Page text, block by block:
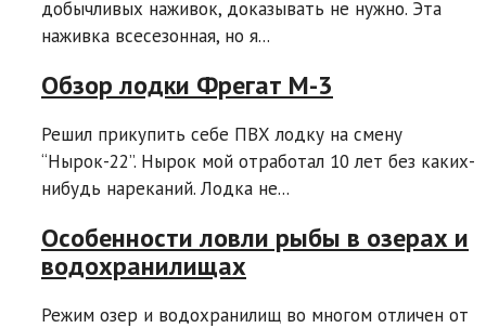
добычливых наживок, доказывать не нужно. Эта
наживка всесезонная, но я...
Обзор лодки Фрегат М-3
Решил прикупить себе ПВХ лодку на смену
“Нырок-22”. Нырок мой отработал 10 лет без каких-
нибудь нареканий. Лодка не...
Особенности ловли рыбы в озерах и
водохранилищах
Режим озер и водохранилищ во многом отличен от